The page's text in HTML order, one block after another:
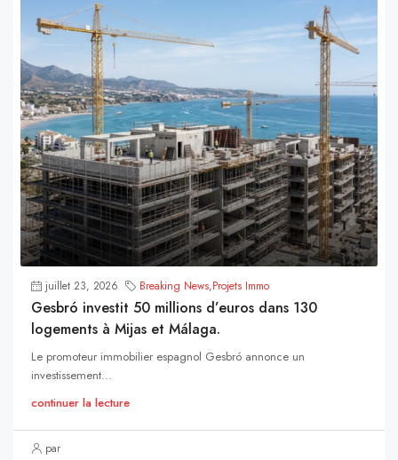
juillet 23, 2026 Breaking News,Projets Immo
Gesbró investit 50 millions d’euros dans 130
logements à Mijas et Málaga.
Le promoteur immobilier espagnol Gesbró annonce un
investissement...
continuer la lecture
par